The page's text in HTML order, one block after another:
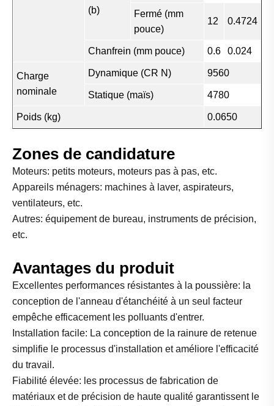
(b)
Fermé (mm
pouce)
12 0.4724
Chanfrein (mm pouce) 0.6 0.024
Charge
nominale
Dynamique (CR N) 9560
Statique (maïs) 4780
Poids (kg) 0.0650
Zones de candidature
Moteurs: petits moteurs, moteurs pas à pas, etc.
Appareils ménagers: machines à laver, aspirateurs,
ventilateurs, etc.
Autres: équipement de bureau, instruments de précision,
etc.
Avantages du produit
Excellentes performances résistantes à la poussière: la
conception de l'anneau d'étanchéité à un seul facteur
empêche efficacement les polluants d'entrer.
Installation facile: La conception de la rainure de retenue
simplifie le processus d'installation et améliore l'efficacité
du travail.
Fiabilité élevée: les processus de fabrication de
matériaux et de précision de haute qualité garantissent le